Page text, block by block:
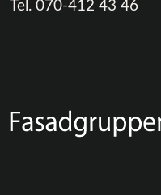
Tel. 070-412 43 46